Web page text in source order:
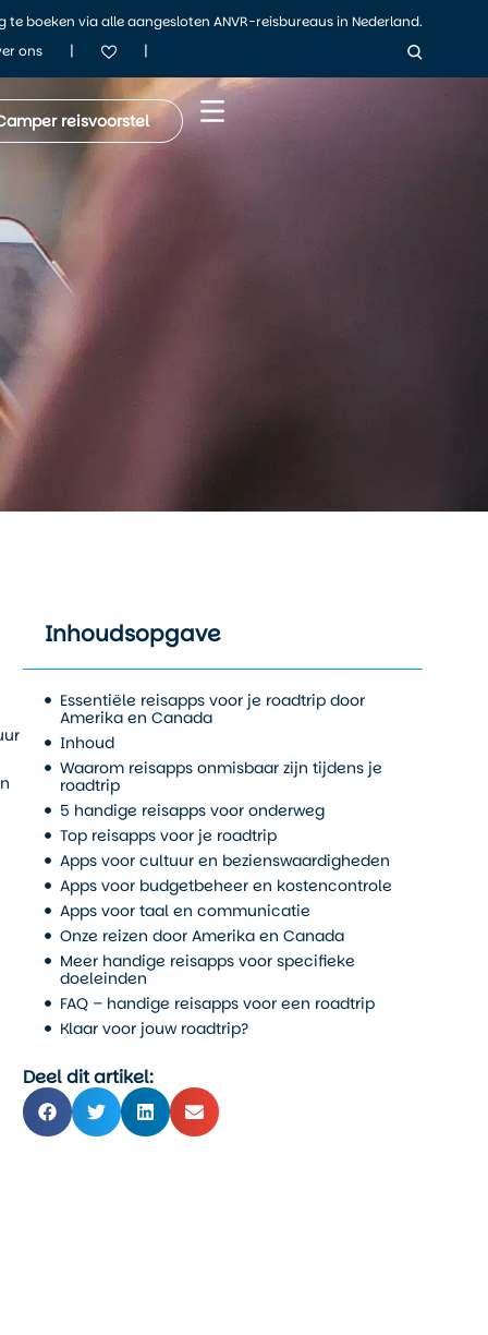
te boeken via alle aangesloten ANVR-reisbureaus in Nederland.
ons
| |
reisvoorstel
Inhoudsopgave
Essentiële reisapps voor je roadtrip door
Amerika en Canada
Inhoud
Waarom reisapps onmisbaar zijn tijdens je
roadtrip
5 handige reisapps voor onderweg
Top reisapps voor je roadtrip
Apps voor cultuur en bezienswaardigheden
Apps voor budgetbeheer en kostencontrole
Apps voor taal en communicatie
Onze reizen door Amerika en Canada
Meer handige reisapps voor specifieke
doeleinden
FAQ – handige reisapps voor een roadtrip
Klaar voor jouw roadtrip?
Deel dit artikel: